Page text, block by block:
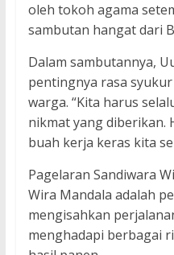
oleh tokoh agama
sambutan hangat dari
Dalam sambutannya,
pentingnya rasa
warga. “Kita harus
nikmat yang diberikan.
buah kerja keras kita
Pagelaran Sandiwara
Wira Mandala adalah
mengisahkan
menghadapi berbagai